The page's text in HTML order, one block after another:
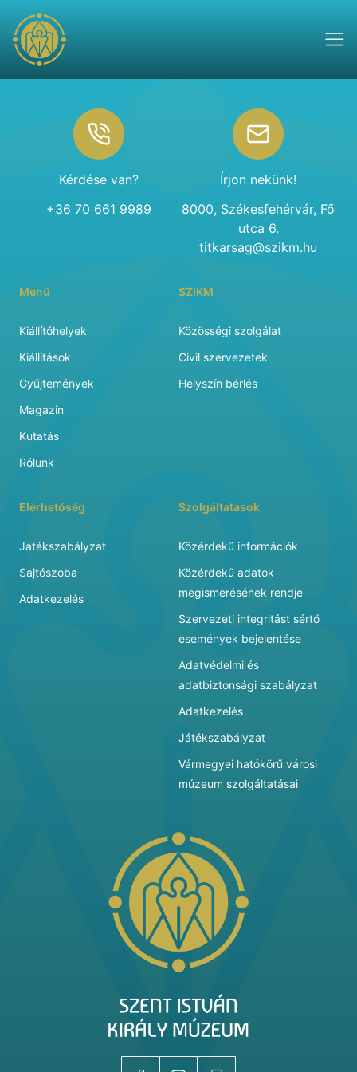
Kérdése van?
+36 70 661 9989
Írjon nekünk!
8000, Székesfehérvár, Fő
utca 6.
titkarsag@szikm.hu
Menü
Kiállítóhelyek
Kiállítások
Gyűjtemények
Magazin
Kutatás
Rólunk
SZIKM
Közösségi szolgálat
Civil szervezetek
Helyszín bérlés
Elérhetőség
Játékszabályzat
Sajtószoba
Adatkezelés
Szolgáltatások
Közérdekű információk
Közérdekű adatok
megismerésének rendje
Szervezeti integritást sértő
események bejelentése
Adatvédelmi és
adatbiztonsági szabályzat
Adatkezelés
Játékszabályzat
Vármegyei hatókörű városi
múzeum szolgáltatásai